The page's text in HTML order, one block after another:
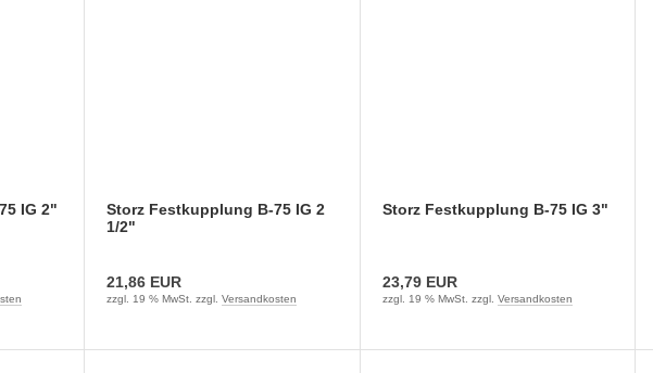
IG 2"
Storz Festkupplung B-75 IG 2
1/2"
21,86 EUR
zzgl. 19 % MwSt. zzgl.Versandkosten
Storz Festkupplung B-75 IG 3"
23,79 EUR
zzgl. 19 % MwSt. zzgl. Versandkosten